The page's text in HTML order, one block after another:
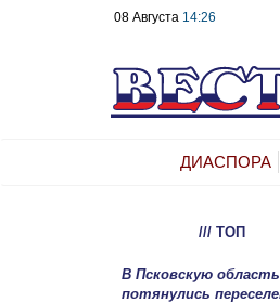
08 Августа 14:26
ДИАСПОРА
/// ТОП
В Псковскую область
потянулись